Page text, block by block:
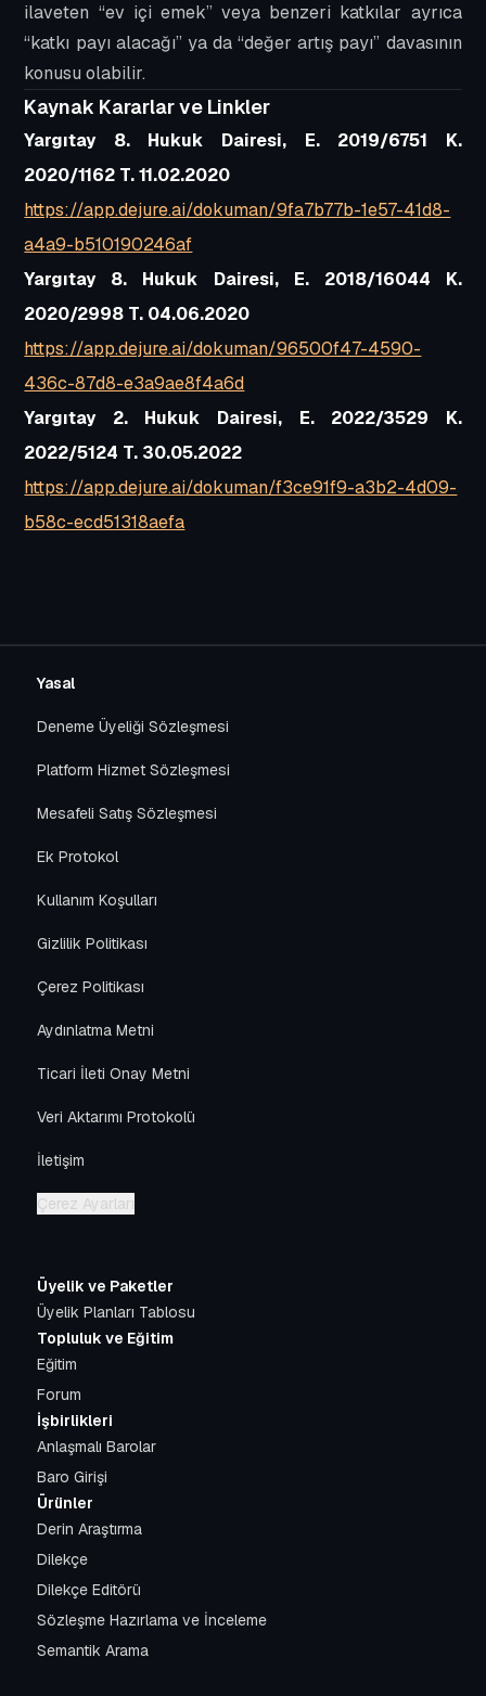
ilaveten “ev içi emek” veya benzeri katkılar ayrıca
“katkı payı alacağı” ya da “değer artış payı” davasının
konusu olabilir.
Kaynak Kararlar ve Linkler
Yargıtay 8. Hukuk Dairesi, E. 2019/6751 K.
2020/1162 T. 11.02.2020
https://app.dejure.ai/dokuman/9fa7b77b-1e57-41d8-
a4a9-b510190246af
Yargıtay 8. Hukuk Dairesi, E. 2018/16044 K.
2020/2998 T. 04.06.2020
https://app.dejure.ai/dokuman/96500f47-4590-
436c-87d8-e3a9ae8f4a6d
Yargıtay 2. Hukuk Dairesi, E. 2022/3529 K.
2022/5124 T. 30.05.2022
https://app.dejure.ai/dokuman/f3ce91f9-a3b2-4d09-
b58c-ecd51318aefa
Yasal
Deneme Üyeliği Sözleşmesi
Platform Hizmet Sözleşmesi
Mesafeli Satış Sözleşmesi
Ek Protokol
Kullanım Koşulları
Gizlilik Politikası
Çerez Politikası
Aydınlatma Metni
Ticari İleti Onay Metni
Veri Aktarımı Protokolü
İletişim
Çerez Ayarları
Üyelik ve Paketler
Üyelik Planları Tablosu
Topluluk ve Eğitim
Eğitim
Forum
İşbirlikleri
Anlaşmalı Barolar
Baro Girişi
Ürünler
Derin Araştırma
Dilekçe
Dilekçe Editörü
Sözleşme Hazırlama ve İnceleme
Semantik Arama